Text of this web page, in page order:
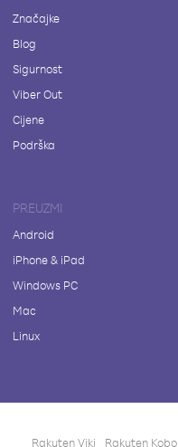
Značajke
Blog
Sigurnost
Viber Out
Cijene
Podrška
PREUZMI
Android
iPhone & iPad
Windows PC
Mac
Linux
Rakuten Viki Rakuten Kobo